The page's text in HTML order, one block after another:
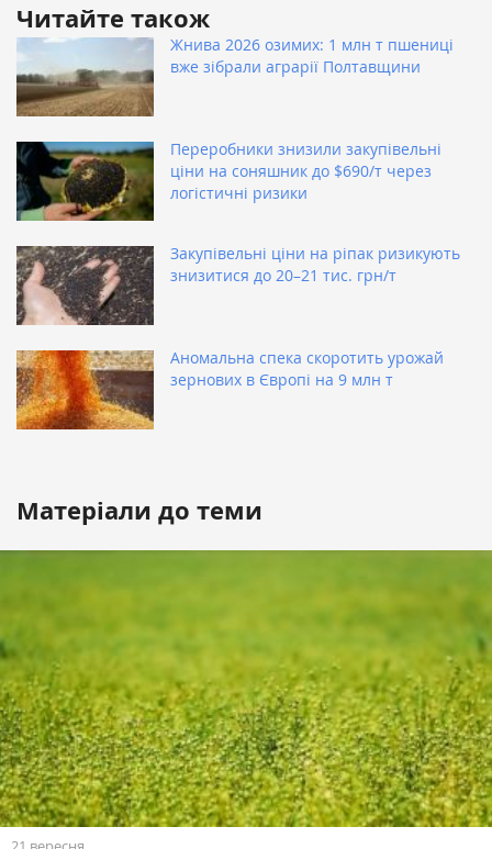
Читайте також
Жнива 2026 озимих: 1 млн т пшениці
вже зібрали аграрії Полтавщини
Переробники знизили закупівельні
ціни на соняшник до $690/т через
логістичні ризики
Закупівельні ціни на ріпак ризикують
знизитися до 20–21 тис. грн/т
Аномальна спека скоротить урожай
зернових в Європі на 9 млн т
Матеріали до теми